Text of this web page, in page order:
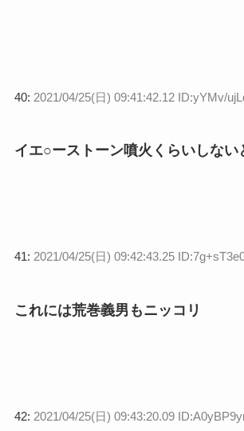
40: 2021/04/25(日) 09:41:42.12 ID:yYMv/
イエ○ーストーン噴火くらいしない
41: 2021/04/25(日) 09:42:43.25
これには荒巻義男もニッコリ
42: 2021/04/25(日) 09:43:20.09